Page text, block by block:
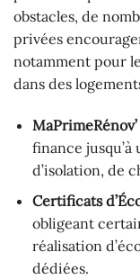
obstacles, de
privées
notamment pour
dans des
MaPrimeRénov’
finance
d’isolation, de
Certificats
obligeant
réalisation
dédiées.